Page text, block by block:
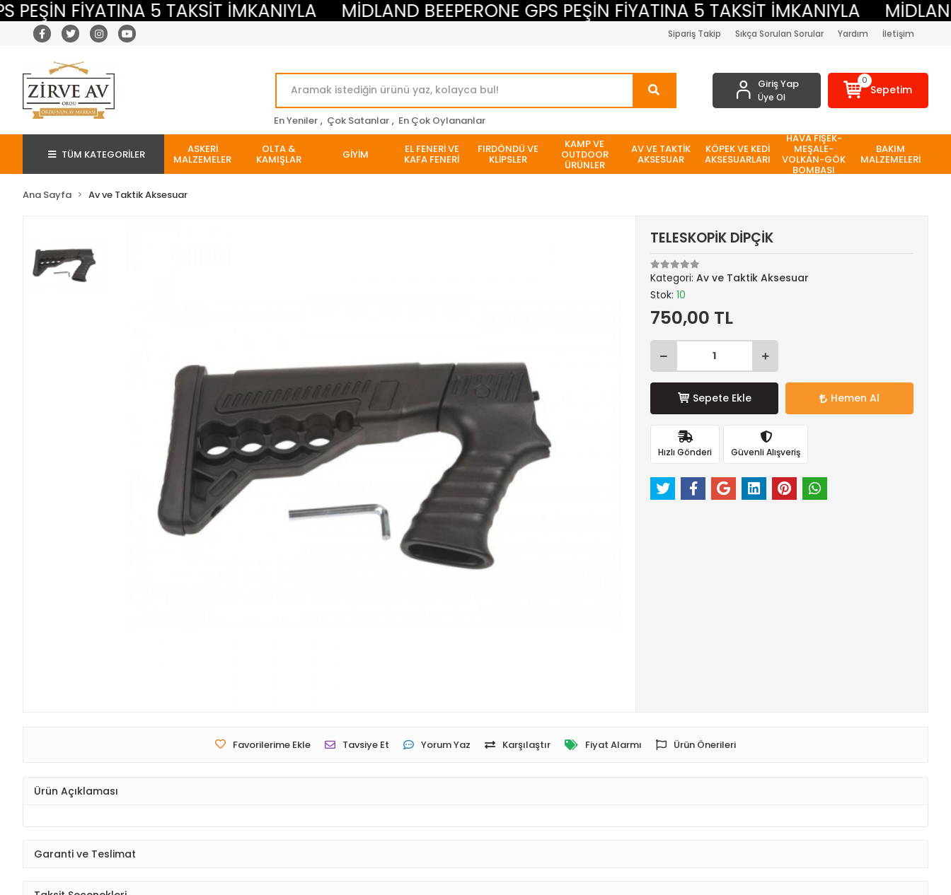
FİYATINA 5 TAKSİT İMKANIYLA MİDLAND BEEPERONE GPS PEŞİN FİYATINA 5 TAKSİT İMKANIYLA MİDLAND
Sipariş Takip Sıkça Sorulan Sorular Yardım İletişim
En Yeniler , Çok Satanlar , En Çok Oylananlar
Giriş Yap
Üye Ol
0
Sepetim
TÜM KATEGORİLER ASKERİ
MALZEMELER
OLTA &
KAMIŞLAR GİYİM EL FENERİ VE
KAFA FENERİ
FIRDÖNDÜ VE
KLİPSLER
KAMP VE
OUTDOOR
ÜRÜNLER
AV VE TAKTİK
AKSESUAR
KÖPEK VE KEDİ
AKSESUARLARI
HAVA FİŞEK-
MEŞALE-
VOLKAN-GÖK
BOMBASI
BAKIM
MALZEMELERİ
Ana Sayfa Av ve Taktik Aksesuar
TELESKOPİK DİPÇİK
Kategori:Av ve Taktik Aksesuar
Stok:10
750,00 TL
Sepete Ekle Hemen Al
Hızlı Gönderi Güvenli Alışveriş
Favorilerime Ekle Tavsiye Et Yorum Yaz Karşılaştır Fiyat Alarmı Ürün Önerileri
Ürün Açıklaması
Garanti ve Teslimat